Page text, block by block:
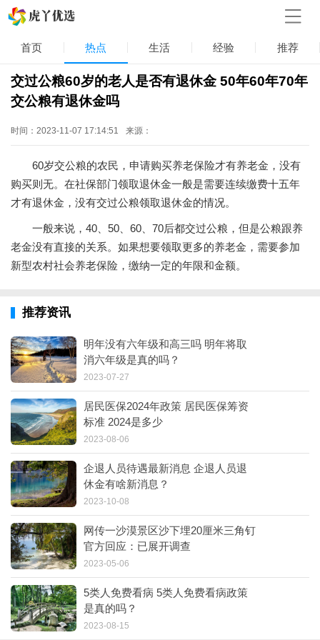
首页 热点 生活 经验 推荐
交过公粮60岁的老人是否有退休金 50年60年70年
交公粮有退休金吗
时间：2023-11-07 17:14:51 来源：
60岁交公粮的农民，申请购买养老保险才有养老金，没有
购买则无。在社保部门领取退休金一般是需要连续缴费十五年
才有退休金，没有交过公粮领取退休金的情况。
一般来说，40、50、60、70后都交过公粮，但是公粮跟养
老金没有直接的关系。如果想要领取更多的养老金，需要参加
新型农村社会养老保险，缴纳一定的年限和金额。
推荐资讯
明年没有六年级和高三吗 明年将取
消六年级是真的吗？
2023-07-27
居民医保2024年政策 居民医保筹资
标准 2024是多少
2023-08-06
企退人员待遇最新消息 企退人员退
休金有啥新消息？
2023-10-08
网传一沙漠景区沙下埋20厘米三角钉
官方回应：已展开调查
2023-05-06
5类人免费看病 5类人免费看病政策
是真的吗？
2023-08-15